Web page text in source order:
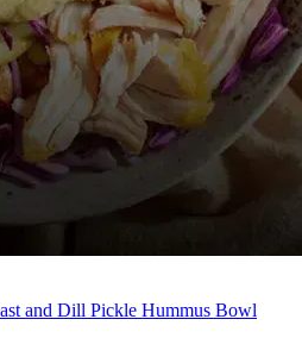
and Dill Pickle Hummus Bowl